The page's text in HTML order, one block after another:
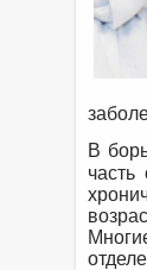
В
часть